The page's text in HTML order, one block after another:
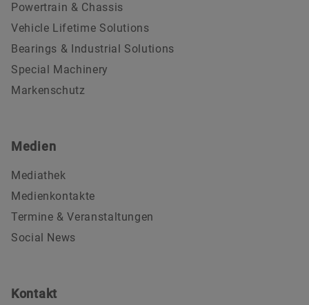
Powertrain & Chassis
Vehicle Lifetime Solutions
Bearings & Industrial Solutions
Special Machinery
Markenschutz
Medien
Mediathek
Medienkontakte
Termine & Veranstaltungen
Social News
Kontakt